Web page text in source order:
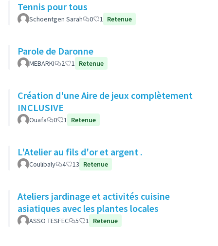
Tennis pour tous
Schoentgen Sarah 0 1 Retenue
Parole de Daronne
MEBARKI 2 1 Retenue
Création d'une Aire de jeux complètement
INCLUSIVE
Ouafa 0 1 Retenue
L'Atelier au fils d'or et argent .
Coulibaly 4 13 Retenue
Ateliers jardinage et activités cuisine
asiatiques avec les plantes locales
ASSO TESFEC 5 1 Retenue